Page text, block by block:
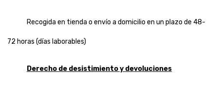
Recogida en tienda o envío a domicilio en un plazo de 48-
72 horas (días laborables)
Derecho de desistimiento y devoluciones